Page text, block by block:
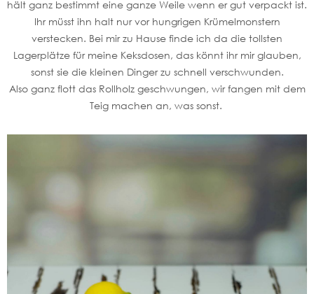
hält ganz bestimmt eine ganze Weile wenn er gut verpackt ist.
Ihr müsst ihn halt nur vor hungrigen Krümelmonstern
verstecken. Bei mir zu Hause finde ich da die tollsten
Lagerplätze für meine Keksdosen, das könnt ihr mir glauben,
sonst sie die kleinen Dinger zu schnell verschwunden.
Also ganz flott das Rollholz geschwungen, wir fangen mit dem
Teig machen an, was sonst.